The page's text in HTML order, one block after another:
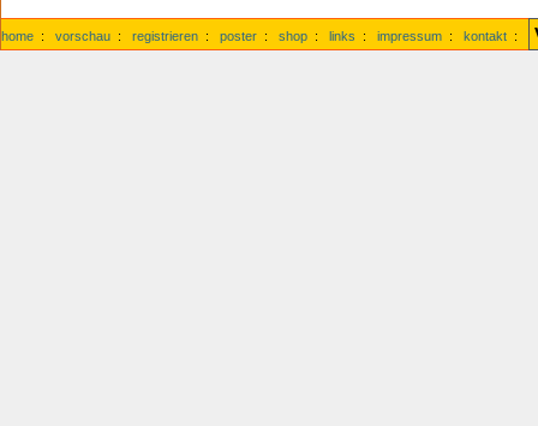
home : vorschau : registrieren : poster : shop : links : impressum : kontakt :